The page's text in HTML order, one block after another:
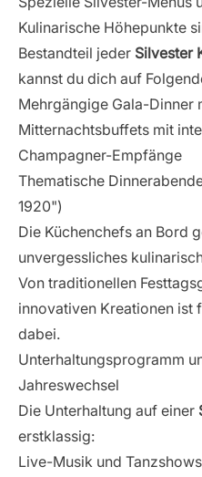
Kulinarische Höhepunkte
Bestandteil jeder Silvester
kannst du dich auf
Mehrgängige Gala-Dinner
Mitternachtsbuffets mit
Champagner-Empfänge
Thematische
1920")
Die Küchenchefs an Bord
unvergessliches
Von traditionellen
innovativen Kreationen ist
dabei.
Unterhaltungsprogramm
Jahreswechsel
Die Unterhaltung auf einer
erstklassig:
Live-Musik und Tanzshows